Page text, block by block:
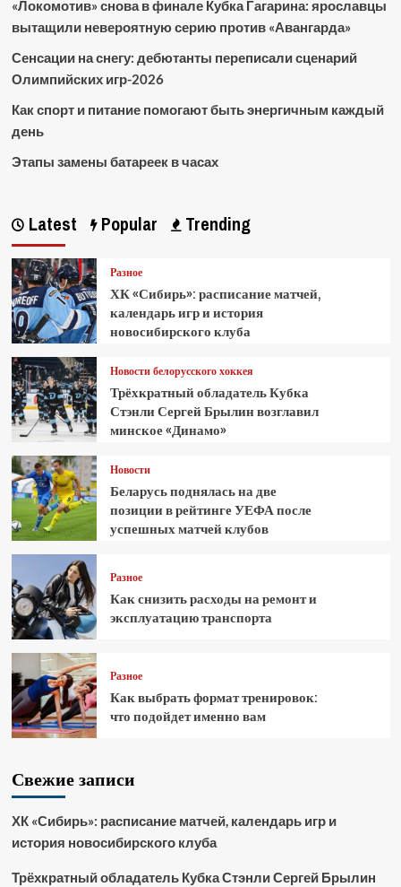
«Локомотив» снова в финале Кубка Гагарина: ярославцы
вытащили невероятную серию против «Авангарда»
Сенсации на снегу: дебютанты переписали сценарий
Олимпийских игр-2026
Как спорт и питание помогают быть энергичным каждый
день
Этапы замены батареек в часах
Latest Popular Trending
Разное
ХК «Сибирь»: расписание матчей,
календарь игр и история
новосибирского клуба
Новости белорусского хоккея
Трёхкратный обладатель Кубка
Стэнли Сергей Брылин возглавил
минское «Динамо»
Новости
Беларусь поднялась на две
позиции в рейтинге УЕФА после
успешных матчей клубов
Разное
Как снизить расходы на ремонт и
эксплуатацию транспорта
Разное
Как выбрать формат тренировок:
что подойдет именно вам
Свежие записи
ХК «Сибирь»: расписание матчей, календарь игр и
история новосибирского клуба
Трёхкратный обладатель Кубка Стэнли Сергей Брылин